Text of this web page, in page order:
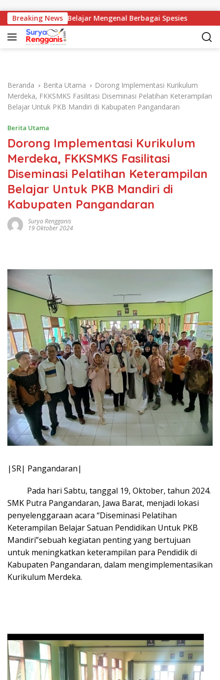
Breaking News
Belajar Mengenal Berbagai Spesies Korwil
Beranda Berita Utama
Dorong Implementasi Kurikulum
Merdeka, FKKSMKS Fasilitasi Diseminasi Pelatihan Keterampilan
Belajar Untuk PKB Mandiri di Kabupaten Pangandaran
Berita Utama
Dorong Implementasi Kurikulum
Merdeka, FKKSMKS Fasilitasi
Diseminasi Pelatihan Keterampilan
Belajar Untuk PKB Mandiri di
Kabupaten Pangandaran
Surya Rengganis
19 Oktober 2024
|SR| Pangandaran|
Pada hari Sabtu, tanggal 19, Oktober, tahun 2024.
SMK Putra Pangandaran, Jawa Barat, menjadi lokasi
penyelenggaraan acara “Diseminasi Pelatihan
Keterampilan Belajar Satuan Pendidikan Untuk PKB
Mandiri”sebuah kegiatan penting yang bertujuan
untuk meningkatkan keterampilan para Pendidik di
Kabupaten Pangandaran, dalam mengimplementasikan
Kurikulum Merdeka.